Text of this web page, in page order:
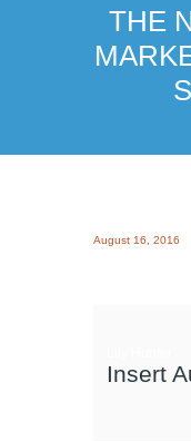
THE
August 16, 2016
Insert